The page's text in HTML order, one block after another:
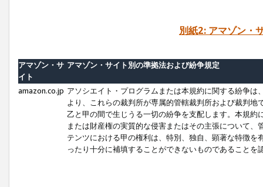
別紙2: アマゾン・
アマゾン・サ
イト
アマゾン・サイト別の準拠法および紛争規定
amazon.co.jp アソシエイト・プログラムまたは本規約に関する紛争
より、これらの裁判所が専属的管轄裁判所および裁判
乙と甲の間で生じうる一切の紛争を支配します。本規
または財産権の実質的な侵害またはその主張について
テンツにおける甲の権利は、特別、独自、顕著な特徴
ったり十分に補填することができないものであることを